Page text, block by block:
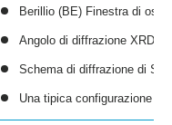
Berillio (BE) Finestra di
Angolo di diffrazione XRD
Schema di diffrazione di
Una tipica configurazione